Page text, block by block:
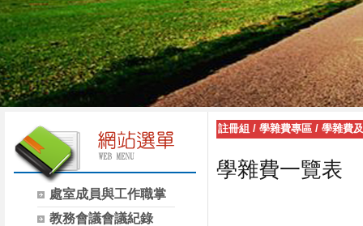
處室成員與工作職掌
教務會議會議紀錄
註冊組 / 學雜費專區 / 學雜費
學雜費一覽表